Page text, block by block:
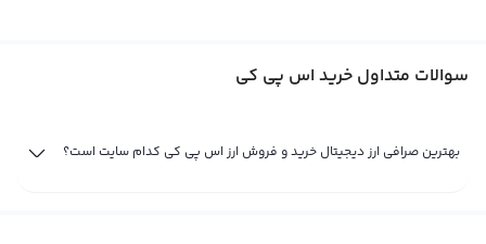
سوالات متداول خرید اس پي کي
بهترین صرافی ارز دیجیتال خرید و فروش ارز اس پي کي کدام سایت است؟